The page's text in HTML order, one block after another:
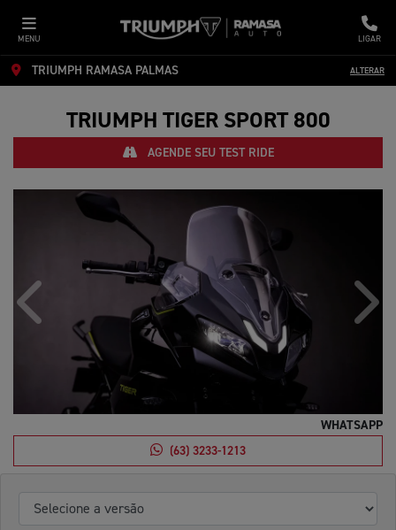
MENU LIGAR
TRIUMPH RAMASA PALMAS ALTERAR
TRIUMPH TIGER SPORT 800
AGENDE SEU TEST RIDE
Anterior
WHATSAPP
(63) 3233-1213